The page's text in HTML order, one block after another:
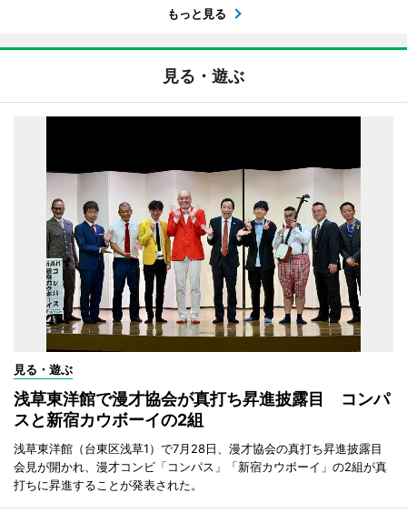
もっと見る
見る・遊ぶ
見る・遊ぶ
浅草東洋館で漫才協会が真打ち昇進披露目 コンパ
スと新宿カウボーイの2組
浅草東洋館（台東区浅草1）で7月28日、漫才協会の真打ち昇進披露目
会見が開かれ、漫才コンビ「コンパス」「新宿カウボーイ」の2組が真
打ちに昇進することが発表された。